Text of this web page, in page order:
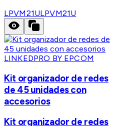
LPVM21ULPVM21U
LINKEDPRO BY EPCOM
Kit organizador de redes
de 45 unidades con
accesorios
Kit organizador de redes